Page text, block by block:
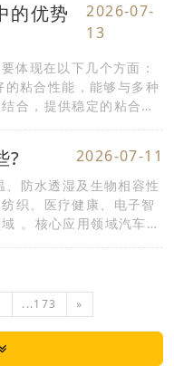
的优势
2026-07-
13
体现在以下几个方面：
粘合性能，能够与多种
合，提供稳定的粘合效
? 2026-07-11
防水透湿及生物相容性
织、医疗健康、电子智
。‌‌核心应用领域‌汽车防
...173 »